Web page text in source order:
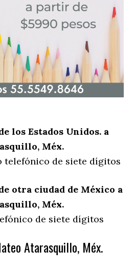
los Estados Unidos. a
Méx.
telefónico de siete dígitos
otra ciudad de México a
Méx.
de siete dígitos
Atarasquillo, Méx.